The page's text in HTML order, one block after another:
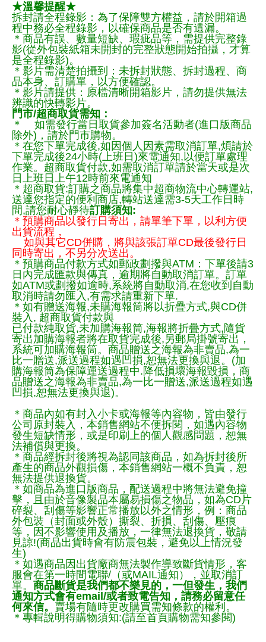
★溫馨提醒★
拆封請全程錄影：為了保障雙方權益，請於開箱過
程中務必全程錄影，以確保商品是否有遺漏。
＊商品有誤、數量短缺、瑕疵品等，需提供完整錄
影(從外包裝紙箱未開封的完整狀態開始拍攝，才算
是全程錄影)。
＊影片需清楚拍攝到：未拆封狀態、拆封過程、商
品本身、訂購單，以方便確認。
＊影片請提供：原檔清晰開箱影片，請勿提供無法
辨識的快轉影片。
門市/超商取貨需知：
＊ 如需發行當日取貨參加簽名活動者(進口版商品
除外)，請於門市購物。
＊在您下單完成後,如因個人因素需取消訂單,煩請於
下單完成後24小時(上班日)來電通知,以便訂單處理
作業。超商取貨付款,如需取消訂單請於當天或是次
日上班日上午12時前來電通知
＊超商取貨:訂購之商品將集中超商物流中心轉運站,
送達您指定的便利商店,轉站送達需3-5天工作日時
間,請您耐心靜待訂購須知:
＊預購商品以發行日寄出，請單筆下單，以利方便
出貨流程，
如與其它CD併購，將與該張訂單CD最後發行日
同時寄出，不另分次送出。
＊預購商品付款方式如郵政劃撥與ATM：下單後請3
日內完成匯款與傳真，逾期將自動取消訂單。訂單
如ATM或劃撥如逾時,系統將自動取消,在您收到自動
取消時請勿匯入,有需求請重新下單.
＊如有贈送海報,未購海報筒將以折疊方式,與CD併
裝入, 超商取貨付款與
已付款純取貨,未加購海報筒,海報將折疊方式,隨貨
寄出加購海報者將在取貨完成後,另郵局掛號寄出，
系統可加購海報筒。商品贈送之海報為非賣品,為一
比一贈送,派送過程如遇凹損,恕無法更換與退。(加
購海報筒為保障運送過程中.降低損壞海報毀損，商
品贈送之海報為非賣品,為一比一贈送,派送過程如遇
凹損,恕無法更換與退)。
＊商品內如有封入小卡或海報等內容物，皆由發行
公司原封裝入，本銷售網站不便拆閱，如遇內容物
發生短缺情形，或是印刷上的個人觀感問題，恕無
法補償與更換。
＊商品經拆封後將視為認同該商品，如為拆封後所
產生的商品外觀損傷，本銷售網站一概不負責，恕
無法提供退換貨。
＊如商品為進口版商品，配送過程中將無法避免撞
擊，且由於音像製品本屬易損傷之物品，如為CD片
碎裂、刮傷等影響正常播放以外之情形，例：商品
外包裝（封面或外殼）撕裂、折損、刮傷、壓痕
等，因不影響使用及播放，一律無法退換貨，敬請
見諒!(商品出貨時會有防震包裝，避免以上情況發
生)
＊如遇商品因出貨廠商無法製作導致斷貨情形，客
服會在第一時間電聯/（或MAIL通知），並取消訂
單。 商品斷貨是我們都不樂見的，一但發生，我們
通知方式會有email/或者致電告知，請務必留意任
何來信。 賣場有隨時更改購買需知條款的權利。
＊專輯說明得購物須知:(請至首頁購物需知參閱)